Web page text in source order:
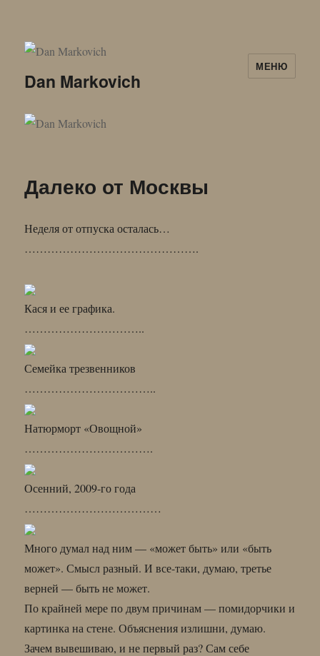
Dan Markovich
МЕНЮ
Далеко от Москвы
Неделя от отпуска осталась…
……………………………………….
Кася и ее графика.
…………………………..
Семейка трезвенников
……………………………..
Натюрморт «Овощной»
…………………………….
Осенний, 2009-го года
………………………………
Много думал над ним — «может быть» или «быть
может». Смысл разный. И все-таки, думаю, третье
верней — быть не может.
По крайней мере по двум причинам — помидорчики и
картинка на стене. Объяснения излишни, думаю.
Зачем вывешиваю, и не первый раз? Сам себе